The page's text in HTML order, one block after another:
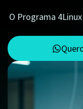
O Programa